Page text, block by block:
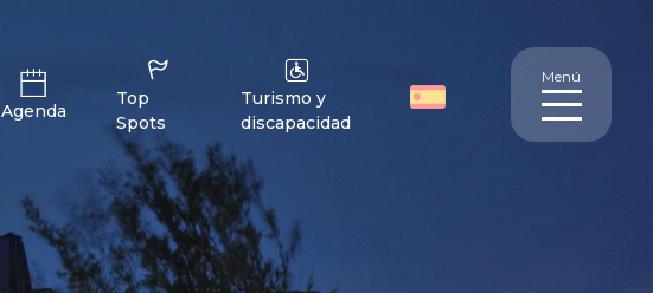
Agenda
Top
Spots
Turismo y
discapacidad
Menú